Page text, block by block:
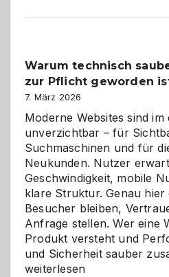
den
Logikrätseln
Warum technisch
zur Pflicht geworden
7. März 2026
Moderne Websites sind
unverzichtbar – für
Suchmaschinen und für
Neukunden. Nutzer
Geschwindigkeit, mobile
klare Struktur. Genau hier
Besucher bleiben,
Anfrage stellen. Wer eine
Produkt versteht und
und Sicherheit sauber
weiterlesen